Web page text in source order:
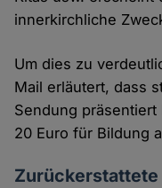
innerkirchliche
Um dies zu
Mail erläutert, dass
Sendung
20 Euro für Bildung